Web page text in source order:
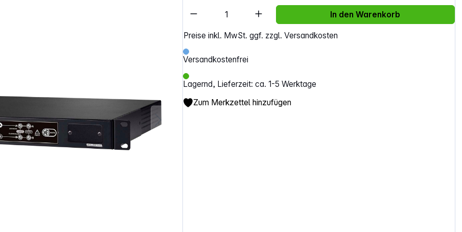
Preise inkl. MwSt. ggf. zzgl. Versandkosten
Versandkostenfrei
Lagernd, Lieferzeit: ca. 1-5 Werktage
Artikel Anzahl: Gib den gewünschten Wert ein
In den Warenkorb
Zum Merkzettel hinzufügen